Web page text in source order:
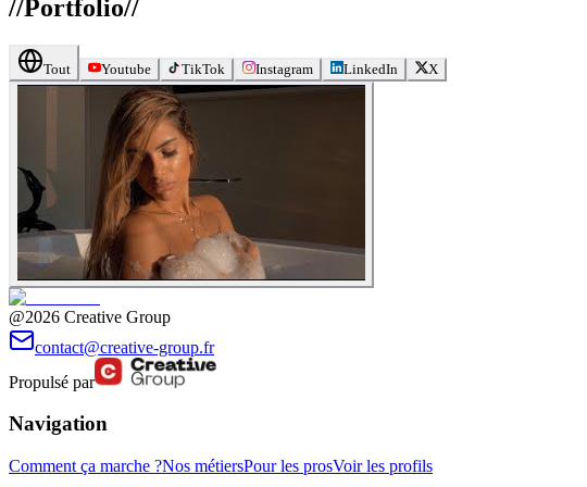
//Portfolio//
Tout Youtube TikTok Instagram LinkedIn X
@2026 Creative Group
contact@creative-group.fr
Propulsé par
Navigation
Comment ça marche ?Nos métiersPour les prosVoir les profils